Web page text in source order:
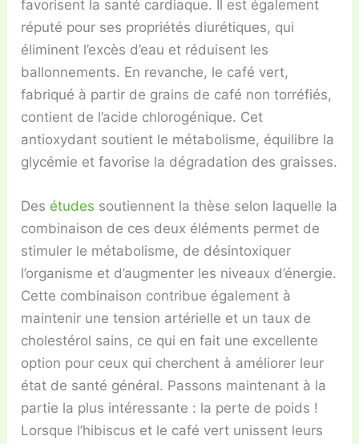
favorisent la santé cardiaque. Il est également
réputé pour ses propriétés diurétiques, qui
éliminent l’excès d’eau et réduisent les
ballonnements. En revanche, le café vert,
fabriqué à partir de grains de café non torréfiés,
contient de l’acide chlorogénique. Cet
antioxydant soutient le métabolisme, équilibre la
glycémie et favorise la dégradation des graisses.
Des études soutiennent la thèse selon laquelle la
combinaison de ces deux éléments permet de
stimuler le métabolisme, de désintoxiquer
l’organisme et d’augmenter les niveaux d’énergie.
Cette combinaison contribue également à
maintenir une tension artérielle et un taux de
cholestérol sains, ce qui en fait une excellente
option pour ceux qui cherchent à améliorer leur
état de santé général. Passons maintenant à la
partie la plus intéressante : la perte de poids !
Lorsque l’hibiscus et le café vert unissent leurs